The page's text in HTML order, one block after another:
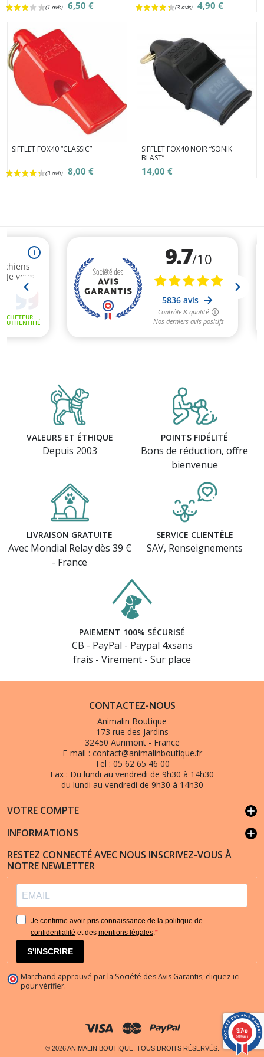
6,50 € 4,90 €
SIFFLET FOX40 “CLASSIC”
8,00 €
SIFFLET FOX40 NOIR “SONIK
BLAST”
14,00 €
VALEURS ET ÉTHIQUE
Depuis 2003
POINTS FIDÉLITÉ
Bons de réduction, offre
bienvenue
LIVRAISON GRATUITE
Avec Mondial Relay dès 39 €
- France
SERVICE CLIENTÈLE
SAV, Renseignements
PAIEMENT 100% SÉCURISÉ
CB - PayPal - Paypal 4xsans
frais - Virement - Sur place
CONTACTEZ-NOUS
Animalin Boutique
173 rue des Jardins
32450 Aurimont - France
E-mail : contact@animalinboutique.fr
Tel : 05 62 65 46 00
Fax : Du lundi au vendredi de 9h30 à 14h30
du lundi au vendredi de 9h30 à 14h30
VOTRE COMPTE add
INFORMATIONS add
RESTEZ CONNECTÉ AVEC NOUS INSCRIVEZ-VOUS À
NOTRE NEWLETTER
Je confirme avoir pris connaissance de la politique de
confidentialité et des mentions légales.
S'INSCRIRE
Marchand approuvé par la Société des Avis Garantis, cliquez ici
pour vérifier.
© 2026 ANIMALIN BOUTIQUE. TOUS DROITS RÉSERVÉS.
9.7/10
5836 avis